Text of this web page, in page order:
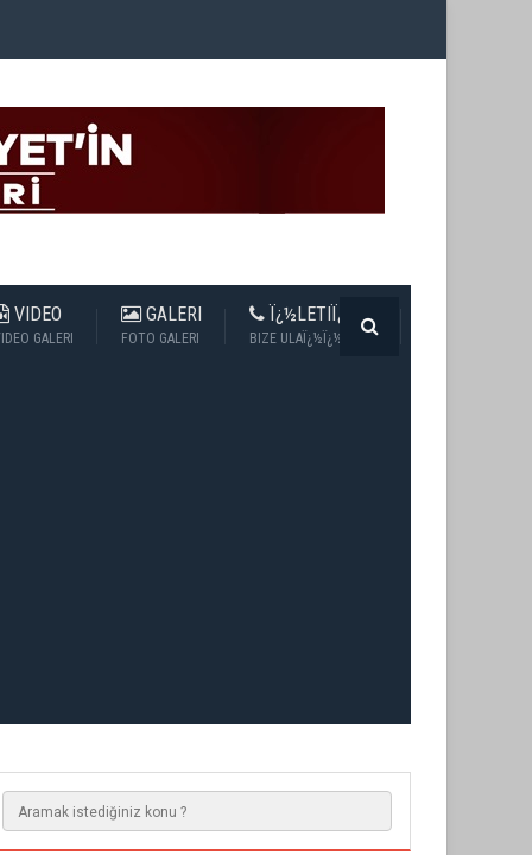
VIDEO
GALERI
GALERI
FOTO GALERI
Ï¿½LETIÏ¿½IM
BIZE ULAÏ¿½Ï¿½N